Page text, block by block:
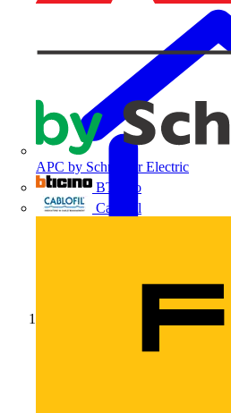
APC by Schneider Electric
BTicino
Cablofil